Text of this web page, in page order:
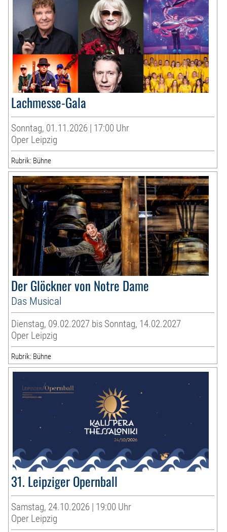
Lachmesse-Gala
Sonntag, 01.11.2026 | 17:00 Uhr
Oper Leipzig
Rubrik: Bühne
Der Glöckner von Notre Dame
Das Musical
Dienstag, 09.02.2027 bis Sonntag, 14.02.2027
Oper Leipzig
Rubrik: Bühne
31. Leipziger Opernball
Samstag, 24.10.2026 | 19:00 Uhr
Oper Leipzig